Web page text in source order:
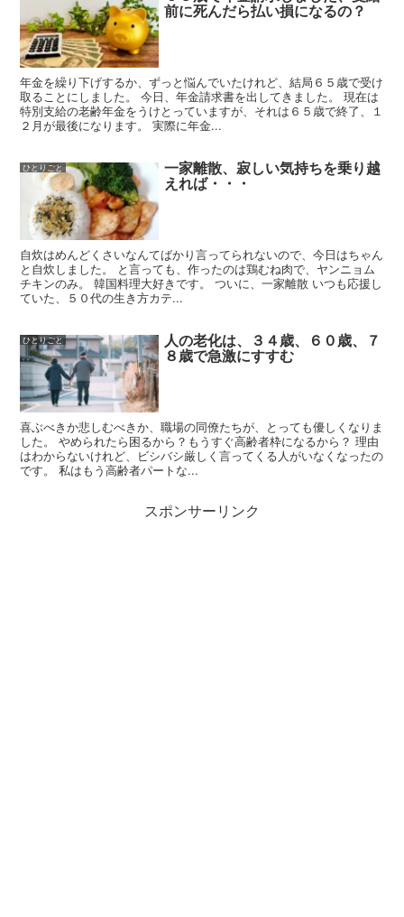
前に死んだら払い損になるの？
年金を繰り下げするか、ずっと悩んでいたけれど、結局６５歳で受け
取ることにしました。 今日、年金請求書を出してきました。 現在は
特別支給の老齢年金をうけとっていますが、それは６５歳で終了、１
２月が最後になります。 実際に年金...
ひとりごと 一家離散、寂しい気持ちを乗り越
えれば・・・
自炊はめんどくさいなんてばかり言ってられないので、今日はちゃん
と自炊しました。 と言っても、作ったのは鶏むね肉で、ヤンニョム
チキンのみ。 韓国料理大好きです。 ついに、一家離散 いつも応援し
ていた、５０代の生き方カテ...
ひとりごと 人の老化は、３４歳、６０歳、７
８歳で急激にすすむ
喜ぶべきか悲しむべきか、職場の同僚たちが、とっても優しくなりま
した。 やめられたら困るから？もうすぐ高齢者枠になるから？ 理由
はわからないけれど、ビシバシ厳しく言ってくる人がいなくなったの
です。 私はもう高齢者パートな...
スポンサーリンク